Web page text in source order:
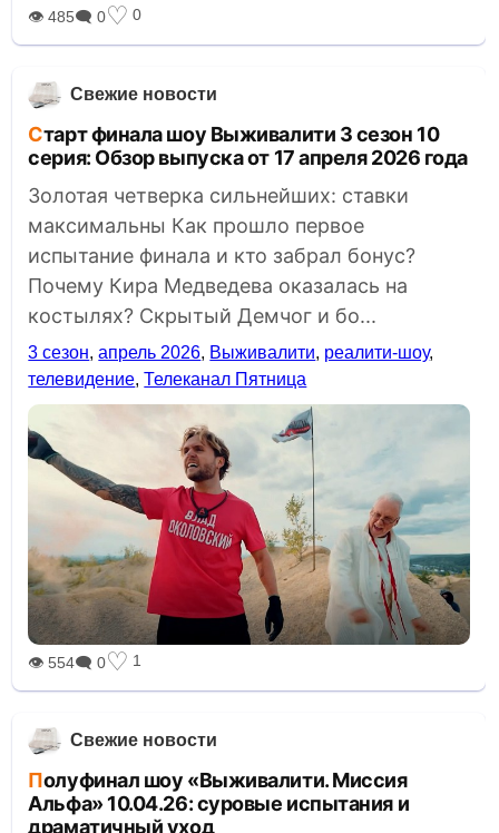
👁 485🗨 0♡ 0
Свежие новости
Старт финала шоу Выживалити 3 сезон 10
серия: Обзор выпуска от 17 апреля 2026 года
Золотая четверка сильнейших: ставки
максимальны Как прошло первое
испытание финала и кто забрал бонус?
Почему Кира Медведева оказалась на
костылях? Скрытый Демчог и бо...
3 сезон,апрель 2026, Выживалити, реалити-шоу,
телевидение,Телеканал Пятница
👁 554🗨 0♡ 1
Свежие новости
Полуфинал шоу «Выживалити. Миссия
Альфа» 10.04.26: суровые испытания и
драматичный уход